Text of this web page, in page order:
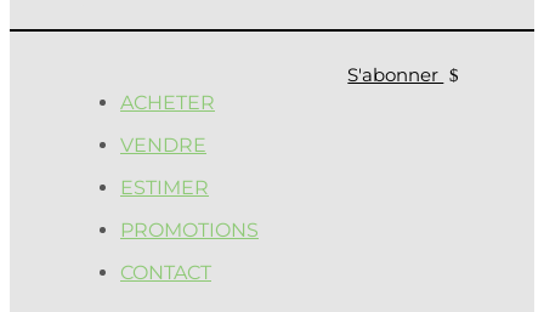
S'abonner
ACHETER
VENDRE
ESTIMER
PROMOTIONS
CONTACT